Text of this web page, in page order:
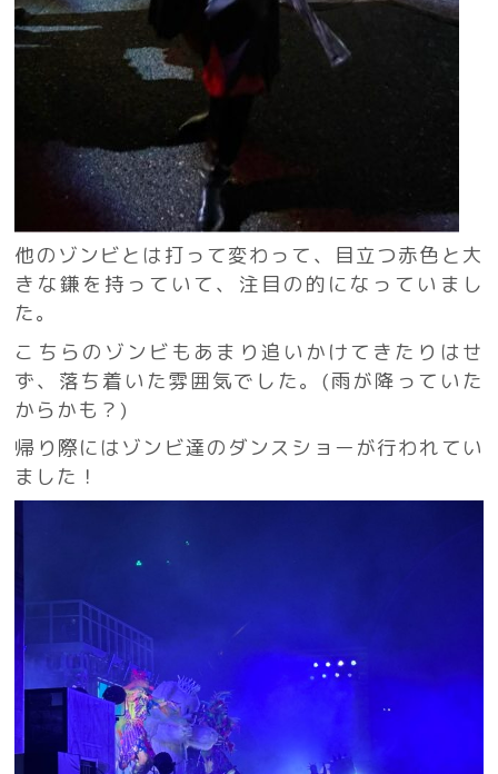
他のゾンビとは打って変わって、目立つ赤色と大
きな鎌を持っていて、注目の的になっていまし
た。
こちらのゾンビもあまり追いかけてきたりはせ
ず、落ち着いた雰囲気でした。(雨が降っていた
からかも？)
帰り際にはゾンビ達のダンスショーが行われてい
ました！